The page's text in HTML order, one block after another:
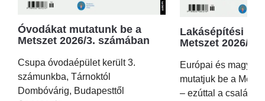
Óvodákat mutatunk be a
Metszet 2026/3. számában
Csupa óvodaépület került 3.
számunkba, Tárnoktól
Dombóvárig, Budapesttől
Lakásépítési
Metszet 2026/2.
Európai és magyar
mutatjuk be a
– ezúttal a családi